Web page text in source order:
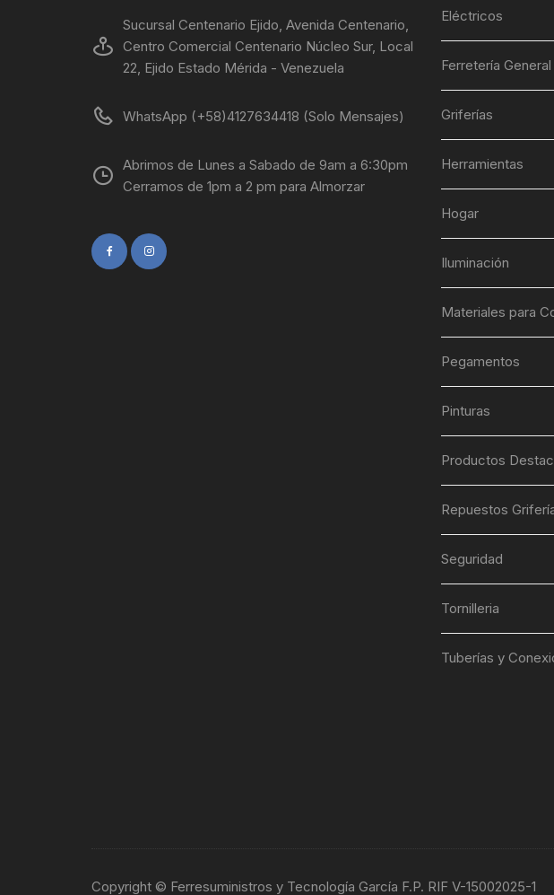
Sucursal Centenario Ejido, Avenida Centenario,
Centro Comercial Centenario Núcleo Sur, Local
22, Ejido Estado Mérida - Venezuela
WhatsApp (+58)4127634418 (Solo Mensajes)
Abrimos de Lunes a Sabado de 9am a 6:30pm
Cerramos de 1pm a 2 pm para Almorzar
Eléctricos
Ferretería General
Griferías
Herramientas
Hogar
Iluminación
Materiales para
Pegamentos
Pinturas
Productos
Repuestos
Seguridad
Tornilleria
Tuberías y
Copyright © Ferresuministros y Tecnología García F.P. RIF V-15002025-1